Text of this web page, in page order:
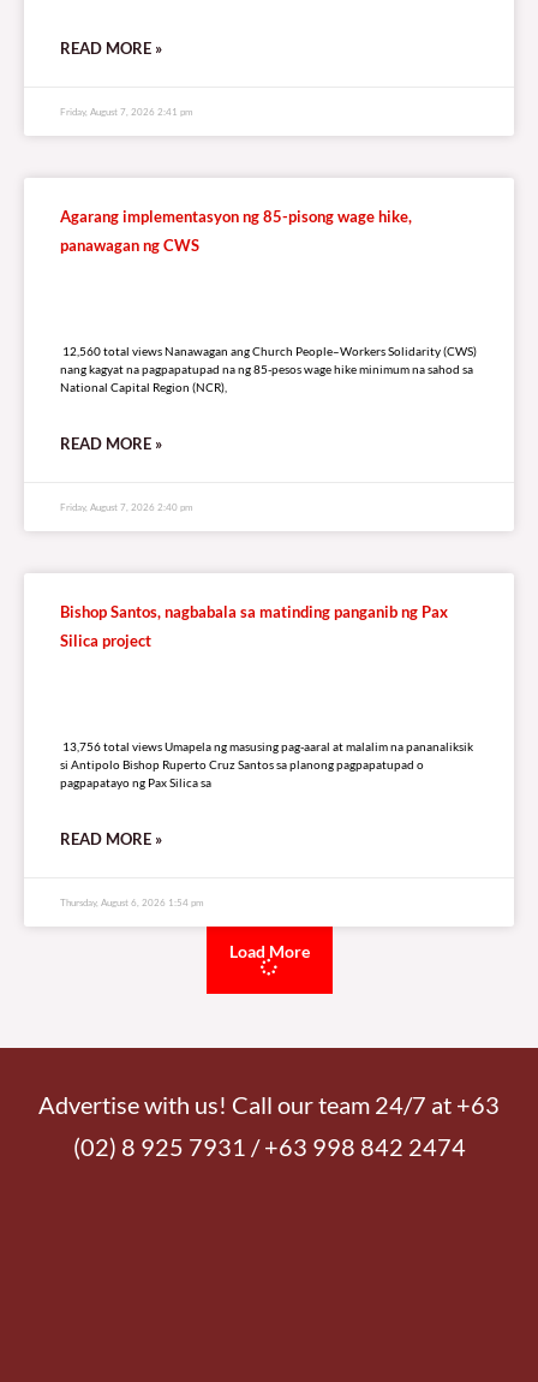
READ MORE »
Friday, August 7, 2026 2:41 pm
Agarang implementasyon ng 85-pisong wage hike,
panawagan ng CWS
12,560 total views Nanawagan ang Church People–Workers Solidarity (CWS)
nang kagyat na pagpapatupad na ng 85-pesos wage hike minimum na sahod sa
National Capital Region (NCR),
READ MORE »
Friday, August 7, 2026 2:40 pm
Bishop Santos, nagbabala sa matinding panganib ng Pax
Silica project
13,756 total views Umapela ng masusing pag-aaral at malalim na pananaliksik
si Antipolo Bishop Ruperto Cruz Santos sa planong pagpapatupad o
pagpapatayo ng Pax Silica sa
READ MORE »
Thursday, August 6, 2026 1:54 pm
Load More
Advertise with us! Call our team 24/7 at +63
(02) 8 925 7931 / +63 998 842 2474